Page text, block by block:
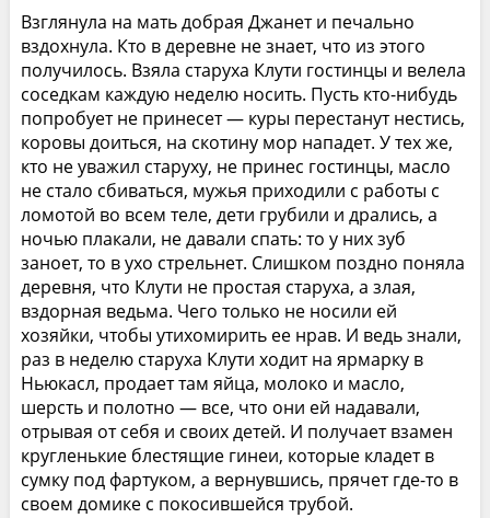
Взглянула на мать добрая Джанет и печально
вздохнула. Кто в деревне не знает, что из этого
получилось. Взяла старуха Клути гостинцы и велела
соседкам каждую неделю носить. Пусть кто-нибудь
попробует не принесет — куры перестанут нестись,
коровы доиться, на скотину мор нападет. У тех же,
кто не уважил старуху, не принес гостинцы, масло
не стало сбиваться, мужья приходили с работы с
ломотой во всем теле, дети грубили и дрались, а
ночью плакали, не давали спать: то у них зуб
заноет, то в ухо стрельнет. Слишком поздно поняла
деревня, что Клути не простая старуха, а злая,
вздорная ведьма. Чего только не носили ей
хозяйки, чтобы утихомирить ее нрав. И ведь знали,
раз в неделю старуха Клути ходит на ярмарку в
Ньюкасл, продает там яйца, молоко и масло,
шерсть и полотно — все, что они ей надавали,
отрывая от себя и своих детей. И получает взамен
кругленькие блестящие гинеи, которые кладет в
сумку под фартуком, а вернувшись, прячет где-то в
своем домике с покосившейся трубой.